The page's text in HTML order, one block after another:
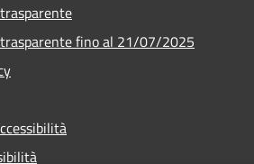
fino al 21/07/2025